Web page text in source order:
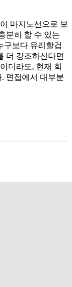
마지노선으로 보
분히 할 수 있는
구보다 유리할겁
더 강조하신다면
더라도, 현재 회
면접에서 대부분